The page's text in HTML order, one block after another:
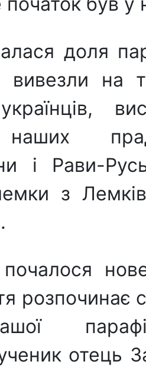
доля
вивезли на
і Рави-
з
розпочинає
отець